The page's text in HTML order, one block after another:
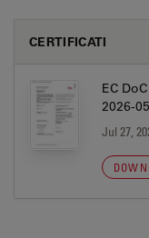
CERTIFICATI
EC
2026-
Jul 27,